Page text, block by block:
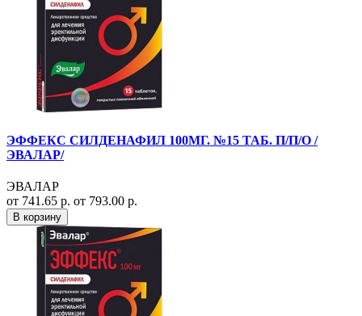
ЭФФЕКС СИЛДЕНАФИЛ 100МГ. №15 ТАБ. П/П/О /
ЭВАЛАР/
ЭВАЛАР
от 741.65 р. от 793.00 р.
В корзину